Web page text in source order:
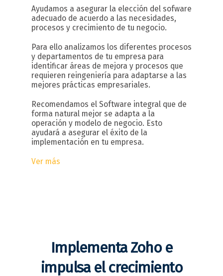
Ayudamos a asegurar la elección del sofware
adecuado de acuerdo a las necesidades,
procesos y crecimiento de tu negocio.
Para ello analizamos los diferentes procesos
y departamentos de tu empresa para
identificar áreas de mejora y procesos que
requieren reingeniería para adaptarse a las
mejores prácticas empresariales.
Recomendamos el Software integral que de
forma natural mejor se adapta a la
operación y modelo de negocio. Esto
ayudará a asegurar el éxito de la
implementación en tu empresa.
Ver más
Implementa Zoho e
impulsa el crecimiento